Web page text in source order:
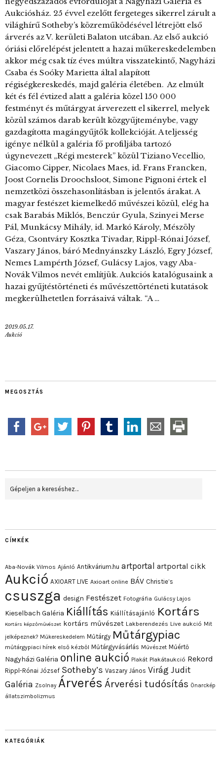
Aukciósház. 25 évvel ezelőtt fergeteges sikerrel zárult a
világhírű Sotheby’s közreműködésével létrejött első
árverés az V. kerületi Balaton utcában. Az első aukció
óriási előrelépést jelentett a hazai műkereskedelemben
akkor még csak tíz éves múltra visszatekintő, Nagyházi
Csaba és Soóky Marietta által alapított
régiségkereskedés, majd galéria életében. Az elmúlt
két és fél évtized alatt a galéria közel 150 000
festményt és műtárgyat árverezett el sikerrel, melyek
közül számos darab került közgyűjteménybe, vagy
gazdagította magángyűjtők kollekcióját. A teljesség
igénye nélkül a galéria fő profiljába tartozó
úgynevezett „Régi mesterek” közül Tiziano Vecellio,
Giacomo Cipper, Nicolaes Maes, id. Frans Francken,
Joost Cornelis Droochsloot, Simone Pignoni értek el
nemzetközi összehasonlításban is jelentős árakat. A
magyar festészet kiemelkedő művészei közül, elég ha
csak Barabás Miklós, Benczúr Gyula, Szinyei Merse
Pál, Munkácsy Mihály, id. Markó Károly, Mészöly
Géza, Csontváry Kosztka Tivadar, Rippl-Rónai József,
Vaszary János, báró Mednyánszky László, Egry József,
Nemes Lampérth József, Gulácsy Lajos, vagy Aba-
Novák Vilmos nevét említjük. Aukciós katalógusaink a
hazai gyűjtéstörténeti és művészettörténeti kutatások
megkerülhetetlen forrásaivá váltak. “A …
2019.05.17.
Aukció
MEGOSZTÁS
CÍMKÉK
Aba-Novák Vilmos Ajánló Antikvárium.hu artportal artportal cikk
Aukció AXIOART LIVE Axioart online BÁV Christie’s
csuszga design Festészet Fotográfia Gulácsy Lajos
Kieselbach Galéria Kiállítás Kiállításajánló Kortárs
Kortárs képzőművészet kortárs művészet Lakberendezés Live aukció Mit
jelképeznek? Műkereskedelem Műtárgy Műtárgypiac
műtárgypiaci hírek első kézből Műtárgyvásárlás Művészet Műértő
Nagyházi Galéria online aukció Plakát Plakátaukció Rekord
Rippl-Rónai József Sotheby’s Vaszary János Virág Judit
Galéria Zsolnay Árverés Árverési tudósítás Önarckép
állatszimbolizmus
KATEGÓRIÁK